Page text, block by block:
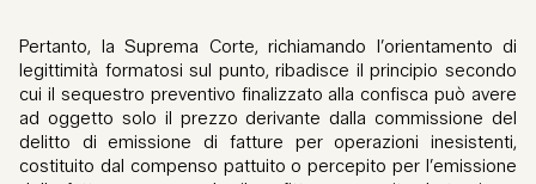
Pertanto, la Suprema Corte, richiamando l’orientamento di
legittimità formatosi sul punto, ribadisce il principio secondo
cui il sequestro preventivo finalizzato alla confisca può avere
ad oggetto solo il prezzo derivante dalla commissione del
delitto di emissione di fatture per operazioni inesistenti,
costituito dal compenso pattuito o percepito per l’emissione